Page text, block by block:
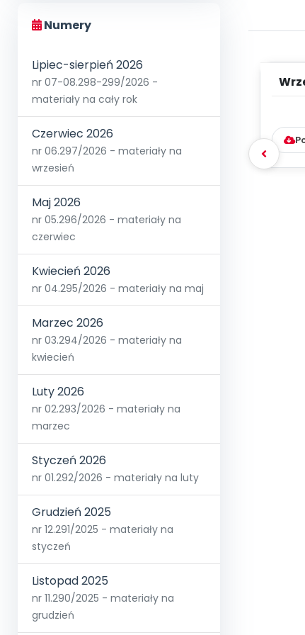
Numery
Lipiec-sierpień 2026
nr 07-08.298-299/2026 -
materiały na cały rok
Czerwiec 2026
nr 06.297/2026 - materiały na
wrzesień
Maj 2026
nr 05.296/2026 - materiały na
czerwiec
Kwiecień 2026
nr 04.295/2026 - materiały na maj
Marzec 2026
nr 03.294/2026 - materiały na
kwiecień
Luty 2026
nr 02.293/2026 - materiały na
marzec
Styczeń 2026
nr 01.292/2026 - materiały na luty
Grudzień 2025
nr 12.291/2025 - materiały na
styczeń
Listopad 2025
nr 11.290/2025 - materiały na
grudzień